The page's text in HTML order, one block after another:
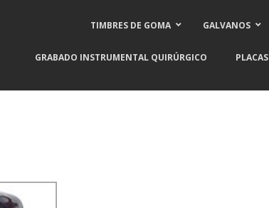
TIMBRES DE GOMA GALVANOS
GRABADO INSTRUMENTAL QUIRÚRGICO PLACAS